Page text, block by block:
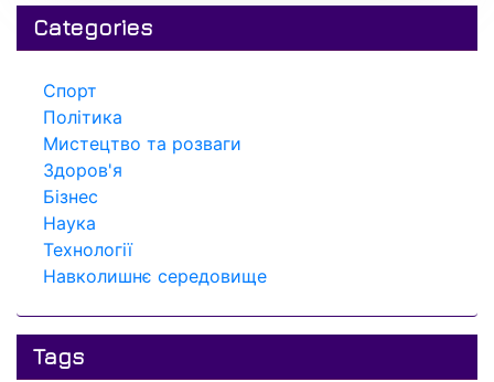
Categories
Спорт
Політика
Мистецтво та розваги
Здоров'я
Бізнес
Наука
Технології
Навколишнє середовище
Tags